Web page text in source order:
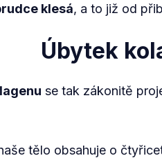
klesá, a to již od
Úbytek
se tak zákonitě
tělo obsahuje o